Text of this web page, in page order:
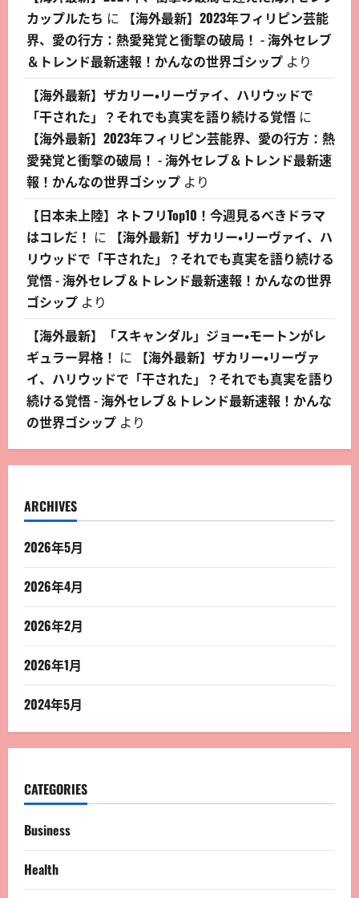
カップルたち に
【海外最新】2023年フィリピン芸能
界、愛の行方：熱愛発覚と衝撃の破局！ - 海外セレブ
＆トレンド最新速報！かんなの世界ゴシップ より
【海外最新】ザカリー・リーヴァイ、ハリウッドで
「干された」？それでも真実を語り続ける覚悟 に
【海外最新】2023年フィリピン芸能界、愛の行方：熱
愛発覚と衝撃の破局！ - 海外セレブ＆トレンド最新速
報！かんなの世界ゴシップ より
【日本未上陸】ネトフリTop10！今週見るべきドラマ
はコレだ！ に
【海外最新】ザカリー・リーヴァイ、ハ
リウッドで「干された」？それでも真実を語り続ける
覚悟 - 海外セレブ＆トレンド最新速報！かんなの世界
ゴシップ より
【海外最新】「スキャンダル」ジョー・モートンがレ
ギュラー昇格！ に
【海外最新】ザカリー・リーヴァ
イ、ハリウッドで「干された」？それでも真実を語り
続ける覚悟 - 海外セレブ＆トレンド最新速報！かんな
の世界ゴシップ より
ARCHIVES
2026年5月
2026年4月
2026年2月
2026年1月
2024年5月
CATEGORIES
Business
Health